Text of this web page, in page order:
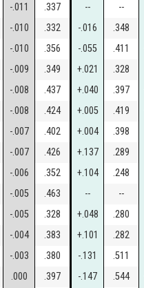
-.011 .337 -- --
-.010 .332 -.016 .348
-.010 .356 -.055 .411
-.009 .349 +.021 .328
-.008 .437 +.040 .397
-.008 .424 +.005 .419
-.007 .402 +.004 .398
-.007 .426 +.137 .289
-.006 .352 +.104 .248
-.005 .463 -- --
-.005 .328 +.048 .280
-.004 .383 +.101 .282
-.003 .380 -.131 .511
.000 .397 -.147 .544